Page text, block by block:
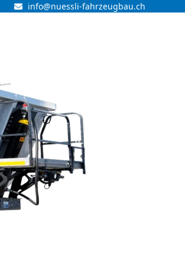
info@nuessli-fahrzeugbau.ch